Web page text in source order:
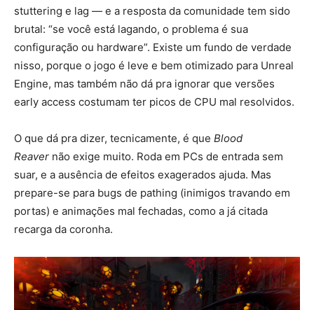
stuttering e lag — e a resposta da comunidade tem sido
brutal: “se você está lagando, o problema é sua
configuração ou hardware”. Existe um fundo de verdade
nisso, porque o jogo é leve e bem otimizado para Unreal
Engine, mas também não dá pra ignorar que versões
early access costumam ter picos de CPU mal resolvidos.
O que dá pra dizer, tecnicamente, é que Blood
Reaver não exige muito. Roda em PCs de entrada sem
suar, e a ausência de efeitos exagerados ajuda. Mas
prepare-se para bugs de pathing (inimigos travando em
portas) e animações mal fechadas, como a já citada
recarga da coronha.